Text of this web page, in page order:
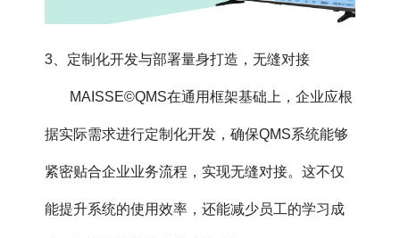
3、定制化开发与部署量身打造，无缝对接
MAISSE©QMS在通用框架基础上，企业应根
据实际需求进行定制化开发，确保QMS系统能够
紧密贴合企业业务流程，实现无缝对接。这不仅
能提升系统的使用效率，还能减少员工的学习成